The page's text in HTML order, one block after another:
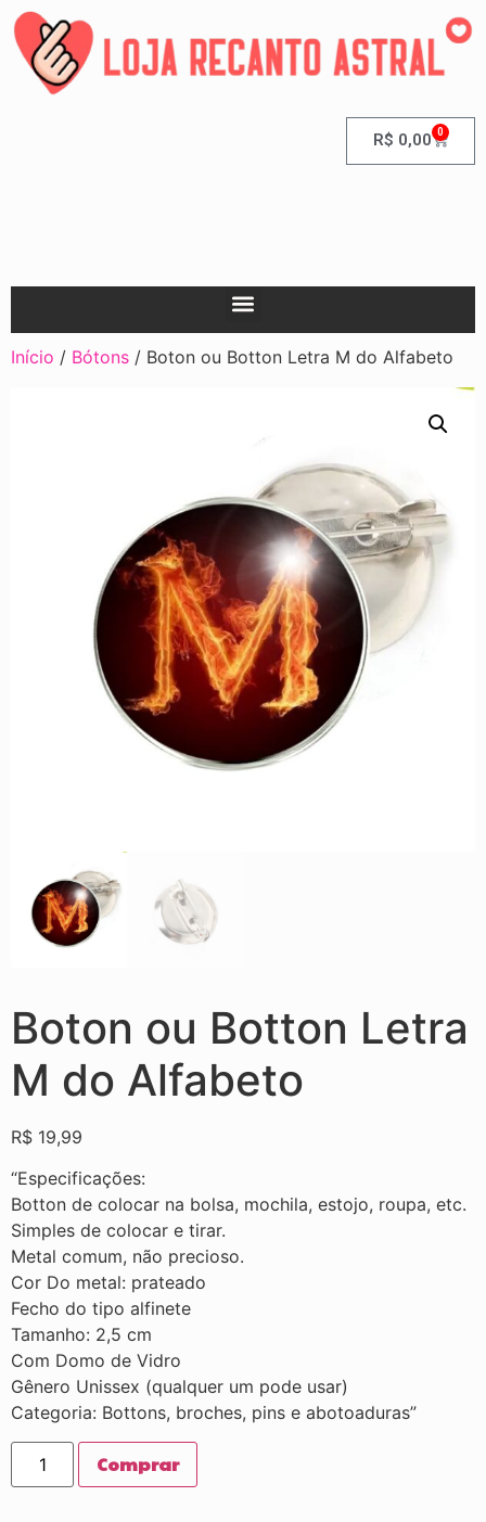
R$ 0,00 0
Início / Bótons / Boton ou Botton Letra M do Alfabeto
Boton ou Botton Letra
M do Alfabeto
R$ 19,99
“Especificações:
Botton de colocar na bolsa, mochila, estojo, roupa, etc.
Simples de colocar e tirar.
Metal comum, não precioso.
Cor Do metal: prateado
Fecho do tipo alfinete
Tamanho: 2,5 cm
Com Domo de Vidro
Gênero Unissex (qualquer um pode usar)
Categoria: Bottons, broches, pins e abotoaduras”
Comprar